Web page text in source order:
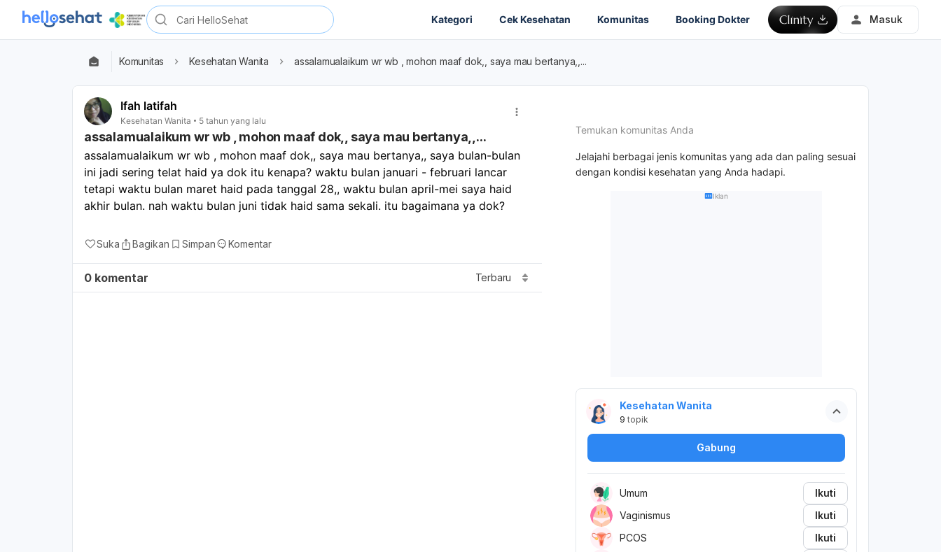
Kategori Cek Kesehatan Komunitas Booking Dokter Masuk
Komunitas Kesehatan Wanita assalamualaikum wr wb , mohon maaf dok,, saya mau bertanya,,...
Ifah latifah
Kesehatan Wanita 5 tahun yang lalu
assalamualaikum wr wb , mohon maaf dok,, saya mau bertanya,,...
assalamualaikum wr wb , mohon maaf dok,, saya mau bertanya,, saya bulan-bulan
ini jadi sering telat haid ya dok itu kenapa? waktu bulan januari - februari lancar
tetapi waktu bulan maret haid pada tanggal 28,, waktu bulan april-mei saya haid
akhir bulan. nah waktu bulan juni tidak haid sama sekali. itu bagaimana ya dok?
Suka Bagikan Simpan Komentar
0 komentar Terbaru
Temukan komunitas Anda
Jelajahi berbagai jenis komunitas yang ada dan paling sesuai
dengan kondisi kesehatan yang Anda hadapi.
Iklan
Kesehatan Wanita
9 topik
Gabung
Umum
Ikuti
Vaginismus
Ikuti
PCOS
Ikuti